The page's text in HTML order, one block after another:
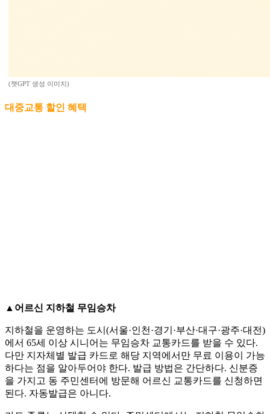
(챗GPT 생성 이미지)
대중교통 할인 혜택
▲ 어르신 지하철 무임승차
지하철을 운영하는 도시(서울·인천·경기·부산·대구·광주·대전)
에서 65세 이상 시니어는 무임승차 교통카드를 받을 수 있다.
다만 지자체별 발급 카드로 해당 지역에서만 무료 이용이 가능
하다는 점을 알아두어야 한다. 발급 방법은 간단하다. 신분증
을 가지고 동 주민센터에 방문해 어르신 교통카드를 신청하면
된다. 자동발급은 아니다.